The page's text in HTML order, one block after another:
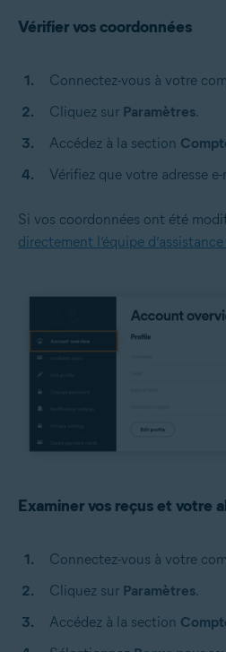
Vérifier vos coordonnées
Connectez-vous à votre
Cliquez sur Paramètres.
Accédez à la section
Vérifiez que votre adresse
Si vos coordonnées ont été
directement l’équipe
Examiner vos reçus et votre
Connectez-vous à votre
Cliquez sur Paramètres.
Accédez à la section